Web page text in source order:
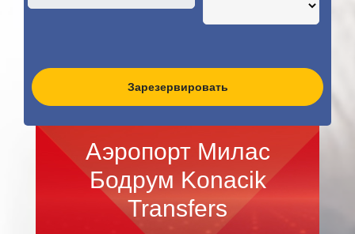
Зарезервировать
Аэропорт Милас
Бодрум Konacik
Transfers